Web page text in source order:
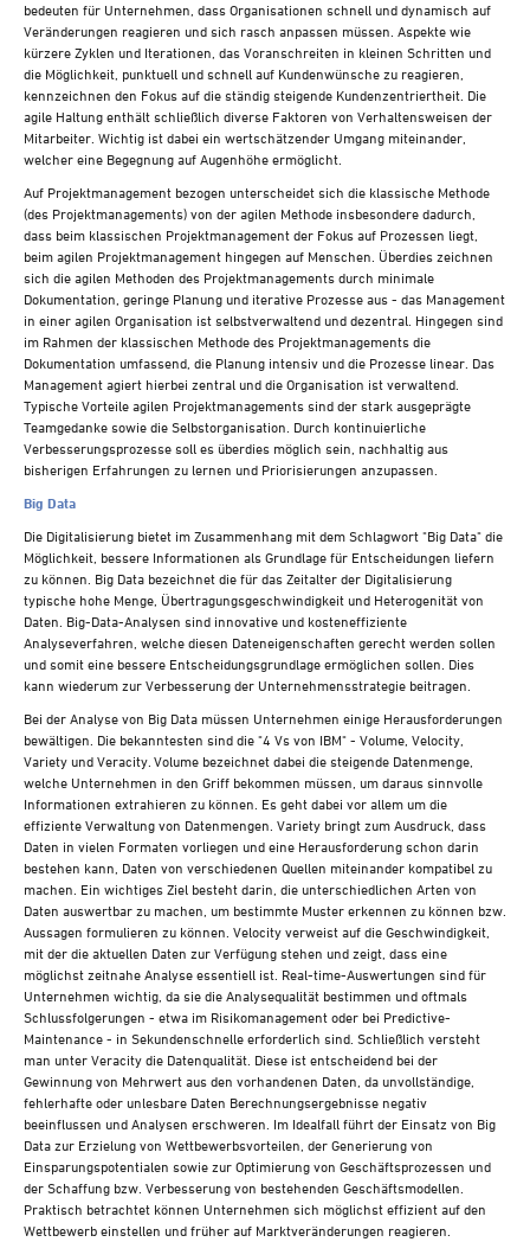
bedeuten für Unternehmen, dass Organisationen schnell und dynamisch auf
Veränderungen reagieren und sich rasch anpassen müssen. Aspekte wie
kürzere Zyklen und Iterationen, das Voranschreiten in kleinen Schritten und
die Möglichkeit, punktuell und schnell auf Kundenwünsche zu reagieren,
kennzeichnen den Fokus auf die ständig steigende Kundenzentriertheit. Die
agile Haltung enthält schließlich diverse Faktoren von Verhaltensweisen der
Mitarbeiter. Wichtig ist dabei ein wertschätzender Umgang miteinander,
welcher eine Begegnung auf Augenhöhe ermöglicht.
Auf Projektmanagement bezogen unterscheidet sich die klassische Methode
(des Projektmanagements) von der agilen Methode insbesondere dadurch,
dass beim klassischen Projektmanagement der Fokus auf Prozessen liegt,
beim agilen Projektmanagement hingegen auf Menschen. Überdies zeichnen
sich die agilen Methoden des Projektmanagements durch minimale
Dokumentation, geringe Planung und iterative Prozesse aus - das Management
in einer agilen Organisation ist selbstverwaltend und dezentral. Hingegen sind
im Rahmen der klassischen Methode des Projektmanagements die
Dokumentation umfassend, die Planung intensiv und die Prozesse linear. Das
Management agiert hierbei zentral und die Organisation ist verwaltend.
Typische Vorteile agilen Projektmanagements sind der stark ausgeprägte
Teamgedanke sowie die Selbstorganisation. Durch kontinuierliche
Verbesserungsprozesse soll es überdies möglich sein, nachhaltig aus
bisherigen Erfahrungen zu lernen und Priorisierungen anzupassen.
Big Data
Die Digitalisierung bietet im Zusammenhang mit dem Schlagwort "Big Data" die
Möglichkeit, bessere Informationen als Grundlage für Entscheidungen liefern
zu können. Big Data bezeichnet die für das Zeitalter der Digitalisierung
typische hohe Menge, Übertragungsgeschwindigkeit und Heterogenität von
Daten. Big-Data-Analysen sind innovative und kosteneffiziente
Analyseverfahren, welche diesen Dateneigenschaften gerecht werden sollen
und somit eine bessere Entscheidungsgrundlage ermöglichen sollen. Dies
kann wiederum zur Verbesserung der Unternehmensstrategie beitragen.
Bei der Analyse von Big Data müssen Unternehmen einige Herausforderungen
bewältigen. Die bekanntesten sind die "4 Vs von IBM" - Volume, Velocity,
Variety und Veracity. Volume bezeichnet dabei die steigende Datenmenge,
welche Unternehmen in den Griff bekommen müssen, um daraus sinnvolle
Informationen extrahieren zu können. Es geht dabei vor allem um die
effiziente Verwaltung von Datenmengen. Variety bringt zum Ausdruck, dass
Daten in vielen Formaten vorliegen und eine Herausforderung schon darin
bestehen kann, Daten von verschiedenen Quellen miteinander kompatibel zu
machen. Ein wichtiges Ziel besteht darin, die unterschiedlichen Arten von
Daten auswertbar zu machen, um bestimmte Muster erkennen zu können bzw.
Aussagen formulieren zu können. Velocity verweist auf die Geschwindigkeit,
mit der die aktuellen Daten zur Verfügung stehen und zeigt, dass eine
möglichst zeitnahe Analyse essentiell ist. Real-time-Auswertungen sind für
Unternehmen wichtig, da sie die Analysequalität bestimmen und oftmals
Schlussfolgerungen - etwa im Risikomanagement oder bei Predictive-
Maintenance - in Sekundenschnelle erforderlich sind. Schließlich versteht
man unter Veracity die Datenqualität. Diese ist entscheidend bei der
Gewinnung von Mehrwert aus den vorhandenen Daten, da unvollständige,
fehlerhafte oder unlesbare Daten Berechnungsergebnisse negativ
beeinflussen und Analysen erschweren. Im Idealfall führt der Einsatz von Big
Data zur Erzielung von Wettbewerbsvorteilen, der Generierung von
Einsparungspotentialen sowie zur Optimierung von Geschäftsprozessen und
der Schaffung bzw. Verbesserung von bestehenden Geschäftsmodellen.
Praktisch betrachtet können Unternehmen sich möglichst effizient auf den
Wettbewerb einstellen und früher auf Marktveränderungen reagieren.